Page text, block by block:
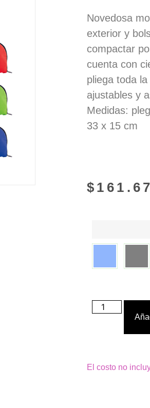
Novedosa
exterior y
compactar
cuenta con
pliega toda
ajustables y
Medidas:
33 x 15 cm
$ 161.67
El costo no